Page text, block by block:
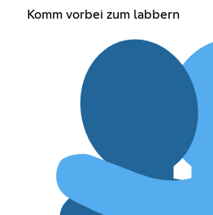
Komm vorbei zum labbern